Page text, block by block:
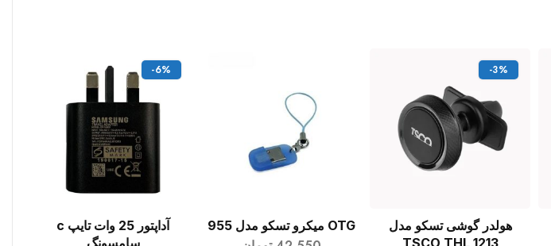
-3%
افزودن به سبد خرید
هولدر گوشی تسکو مدل
TSCO THL 1213
افزودن به سبد خرید OTG میکرو تسکو مدل 955
-6%
افزودن به سبد خرید آداپتور 25 وات تایپ c
سامسونگ